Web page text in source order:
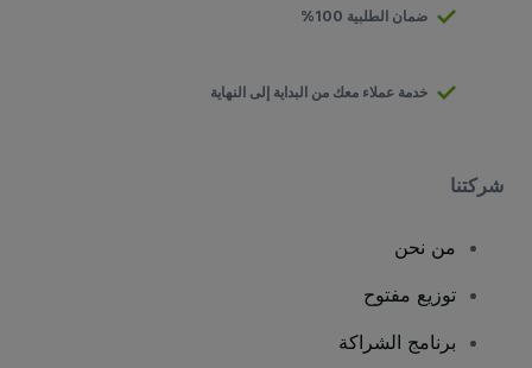
ضمان الطلبية 100%
خدمة عملاء معك من البداية إلى النهاية
شركتنا
من نحن
توزيع مفتوح
برنامج الشراكة